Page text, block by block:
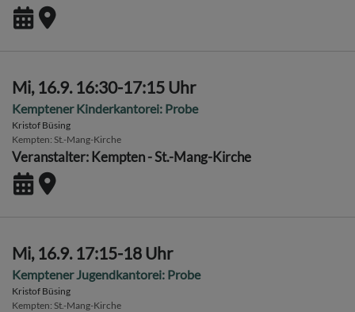
Mi, 16.9. 16:30-17:15 Uhr
Kemptener Kinderkantorei: Probe
Kristof Büsing
Kempten St.-Mang-Kirche
Veranstalter: Kempten - St.-Mang-Kirche
Mi, 16.9. 17:15-18 Uhr
Kemptener Jugendkantorei: Probe
Kristof Büsing
Kempten St.-Mang-Kirche